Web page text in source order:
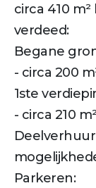
circa 410
verdeed:
Begane
- circa 200
1ste
- circa 210
Parkeren: